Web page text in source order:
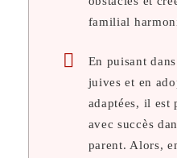
familial
En puisant
juives et en
adaptées, il est
avec succès
parent. Alors,